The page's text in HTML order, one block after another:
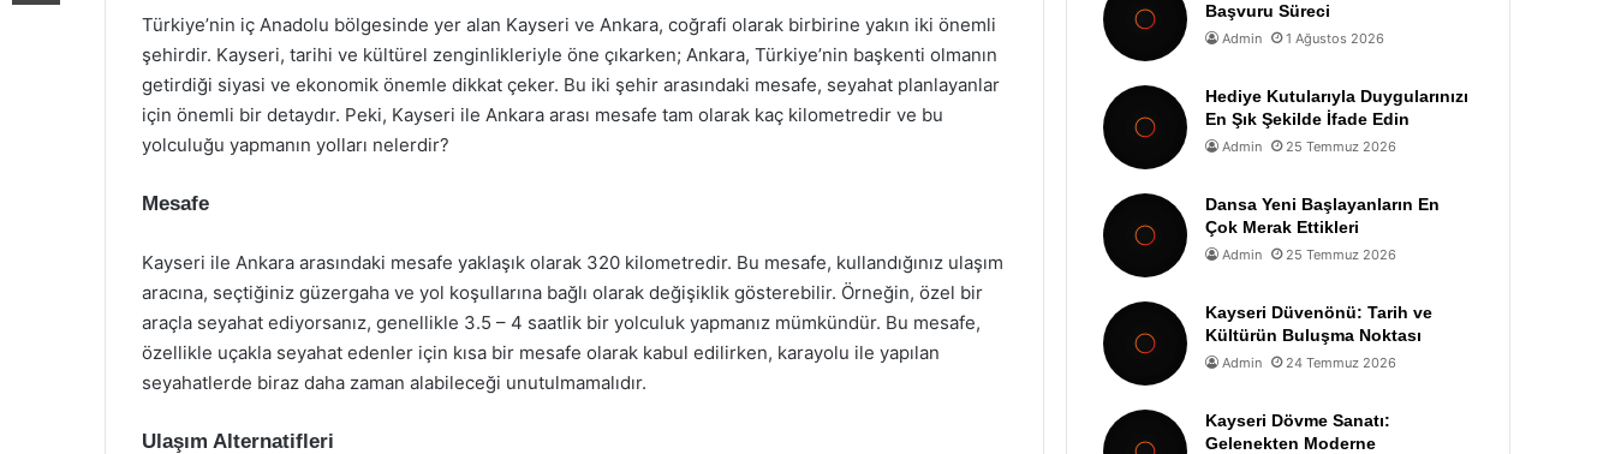
Türkiye’nin iç Anadolu bölgesinde yer alan Kayseri ve Ankara, coğrafi olarak birbirine yakın iki önemli
şehirdir. Kayseri, tarihi ve kültürel zenginlikleriyle öne çıkarken; Ankara, Türkiye’nin başkenti olmanın
getirdiği siyasi ve ekonomik önemle dikkat çeker. Bu iki şehir arasındaki mesafe, seyahat planlayanlar
için önemli bir detaydır. Peki, Kayseri ile Ankara arası mesafe tam olarak kaç kilometredir ve bu
yolculuğu yapmanın yolları nelerdir?
Mesafe
Kayseri ile Ankara arasındaki mesafe yaklaşık olarak 320 kilometredir. Bu mesafe, kullandığınız ulaşım
aracına, seçtiğiniz güzergaha ve yol koşullarına bağlı olarak değişiklik gösterebilir. Örneğin, özel bir
araçla seyahat ediyorsanız, genellikle 3.5 – 4 saatlik bir yolculuk yapmanız mümkündür. Bu mesafe,
özellikle uçakla seyahat edenler için kısa bir mesafe olarak kabul edilirken, karayolu ile yapılan
seyahatlerde biraz daha zaman alabileceği unutulmamalıdır.
Ulaşım Alternatifleri
Başvuru Süreci
Admin 1 Ağustos 2026
Hediye Kutularıyla Duygularınızı
En Şık Şekilde İfade Edin
Admin 25 Temmuz 2026
Dansa Yeni Başlayanların En
Çok Merak Ettikleri
Admin 25 Temmuz 2026
Kayseri Düvenönü: Tarih ve
Kültürün Buluşma Noktası
Admin 24 Temmuz 2026
Kayseri Dövme Sanatı:
Gelenekten Moderne